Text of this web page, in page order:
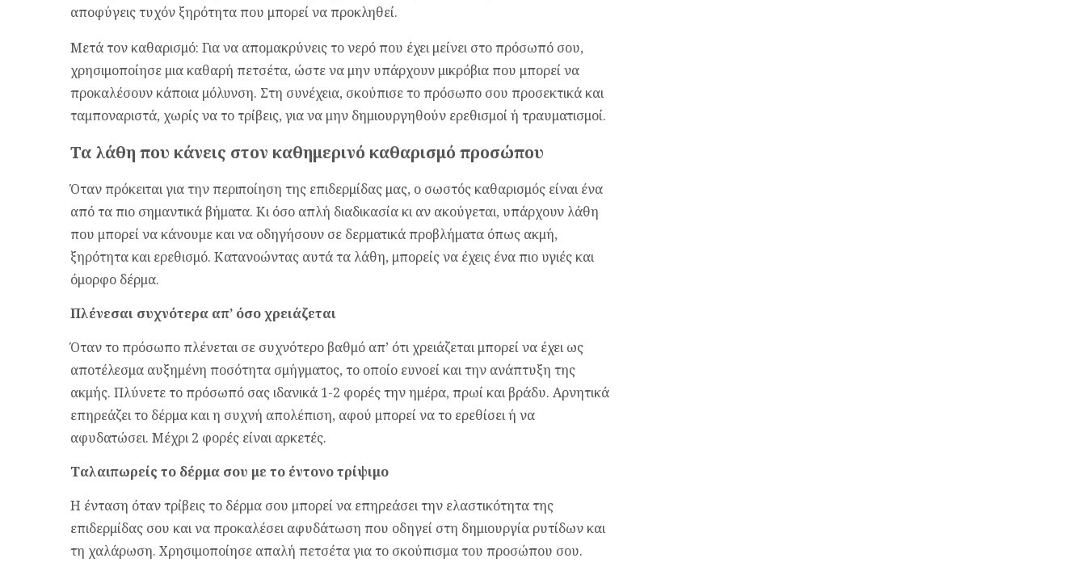
αποφύγεις τυχόν ξηρότητα που μπορεί να προκληθεί.
Μετά τον καθαρισμό: Για να απομακρύνεις το νερό που έχει μείνει στο πρόσωπό σου,
χρησιμοποίησε μια καθαρή πετσέτα, ώστε να μην υπάρχουν μικρόβια που μπορεί να
προκαλέσουν κάποια μόλυνση. Στη συνέχεια, σκούπισε το πρόσωπο σου προσεκτικά και
ταμποναριστά, χωρίς να το τρίβεις, για να μην δημιουργηθούν ερεθισμοί ή τραυματισμοί.
Τα λάθη που κάνεις στον καθημερινό καθαρισμό προσώπου
Όταν πρόκειται για την περιποίηση της επιδερμίδας μας, ο σωστός καθαρισμός είναι ένα
από τα πιο σημαντικά βήματα. Κι όσο απλή διαδικασία κι αν ακούγεται, υπάρχουν λάθη
που μπορεί να κάνουμε και να οδηγήσουν σε δερματικά προβλήματα όπως ακμή,
ξηρότητα και ερεθισμό. Κατανοώντας αυτά τα λάθη, μπορείς να έχεις ένα πιο υγιές και
όμορφο δέρμα.
Πλένεσαι συχνότερα απ’ όσο χρειάζεται
Όταν το πρόσωπο πλένεται σε συχνότερο βαθμό απ’ ότι χρειάζεται μπορεί να έχει ως
αποτέλεσμα αυξημένη ποσότητα σμήγματος, το οποίο ευνοεί και την ανάπτυξη της
ακμής. Πλύνετε το πρόσωπό σας ιδανικά 1-2 φορές την ημέρα, πρωί και βράδυ. Αρνητικά
επηρεάζει το δέρμα και η συχνή απολέπιση, αφού μπορεί να το ερεθίσει ή να
αφυδατώσει. Μέχρι 2 φορές είναι αρκετές.
Ταλαιπωρείς το δέρμα σου με το έντονο τρίψιμο
Η ένταση όταν τρίβεις το δέρμα σου μπορεί να επηρεάσει την ελαστικότητα της
επιδερμίδας σου και να προκαλέσει αφυδάτωση που οδηγεί στη δημιουργία ρυτίδων και
τη χαλάρωση. Χρησιμοποίησε απαλή πετσέτα για το σκούπισμα του προσώπου σου.